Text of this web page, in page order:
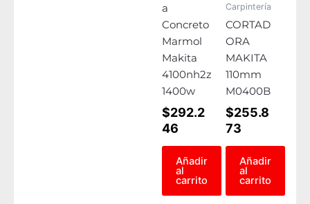
a
Concreto
Marmol
Makita
4100nh2z
1400w
$292.2
46
Añadir
al
carrito
Carpintería
CORTAD
ORA
MAKITA
110mm
M0400B
$255.8
73
Añadir
al
carrito